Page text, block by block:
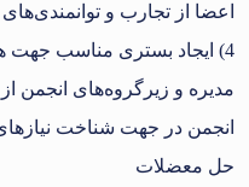
اعضا از تجارب و
4) ایجاد بستری مناسب جهت
مدیره و زیرگروه‌های انجمن
انجمن در جهت شناخت
حل معضلات